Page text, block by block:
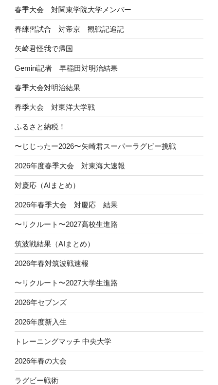
春季大会 対関東学院大学メンバー
春練習試合 対帝京 観戦記追記
矢崎君怪我で帰国
Gemini記者 早稲田対明治結果
春季大会対明治結果
春季大会 対東洋大学戦
ふるさと納税！
〜じじったー2026〜矢崎君スーパーラグビー挑戦
2026年度春季大会 対東海大速報
対慶応（AIまとめ）
2026年春季大会 対慶応 結果
〜リクルート〜2027高校生進路
筑波戦結果（AIまとめ）
2026年春対筑波戦速報
〜リクルート〜2027大学生進路
2026年セブンズ
2026年度新入生
トレーニングマッチ 中央大学
2026年春の大会
ラグビー戦術